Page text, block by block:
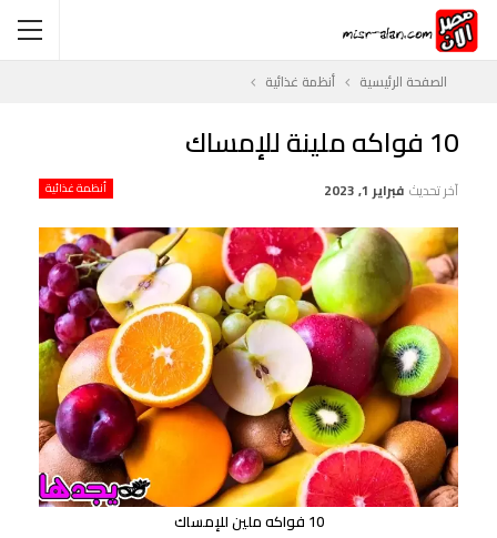
الصفحة الرئيسية أنظمة غذائية
10 فواكه ملينة للإمساك
أنظمة غذائية آخر تحديث فبراير 1, 2023
10 فواكه ملين للإمساك